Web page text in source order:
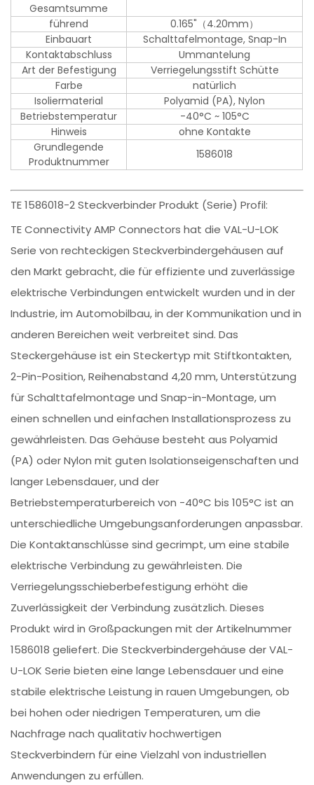
Gesamtsumme
führend
0.165"（4.20mm）
Einbauart
Schalttafelmontage, Snap-In
Kontaktabschluss
Ummantelung
Art der Befestigung
Verriegelungsstift Schütte
Farbe
natürlich
Isoliermaterial
Polyamid (PA), Nylon
Betriebstemperatur
-40°C ~ 105°C
Hinweis
ohne Kontakte
Grundlegende
Produktnummer
1586018
TE 1586018-2 Steckverbinder Produkt (Serie) Profil:
TE Connectivity AMP Connectors hat die VAL-U-LOK
Serie von rechteckigen Steckverbindergehäusen auf
den Markt gebracht, die für effiziente und zuverlässige
elektrische Verbindungen entwickelt wurden und in der
Industrie, im Automobilbau, in der Kommunikation und in
anderen Bereichen weit verbreitet sind. Das
Steckergehäuse ist ein Steckertyp mit Stiftkontakten,
2-Pin-Position, Reihenabstand 4,20 mm, Unterstützung
für Schalttafelmontage und Snap-in-Montage, um
einen schnellen und einfachen Installationsprozess zu
gewährleisten. Das Gehäuse besteht aus Polyamid
(PA) oder Nylon mit guten Isolationseigenschaften und
langer Lebensdauer, und der
Betriebstemperaturbereich von -40°C bis 105°C ist an
unterschiedliche Umgebungsanforderungen anpassbar.
Die Kontaktanschlüsse sind gecrimpt, um eine stabile
elektrische Verbindung zu gewährleisten. Die
Verriegelungsschieberbefestigung erhöht die
Zuverlässigkeit der Verbindung zusätzlich. Dieses
Produkt wird in Großpackungen mit der Artikelnummer
1586018 geliefert. Die Steckverbindergehäuse der VAL-
U-LOK Serie bieten eine lange Lebensdauer und eine
stabile elektrische Leistung in rauen Umgebungen, ob
bei hohen oder niedrigen Temperaturen, um die
Nachfrage nach qualitativ hochwertigen
Steckverbindern für eine Vielzahl von industriellen
Anwendungen zu erfüllen.